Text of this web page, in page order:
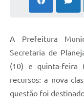
A Prefeitura
Secretaria de
(10) e quinta-feira
recursos: a nova
questão foi